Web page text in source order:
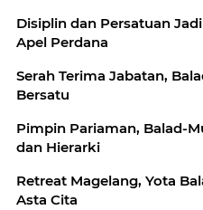
Disiplin dan Persatuan
Apel Perdana
Serah Terima Jabatan,
Bersatu
Pimpin Pariaman, Balad-
dan Hierarki
Retreat Magelang, Yota
Asta Cita